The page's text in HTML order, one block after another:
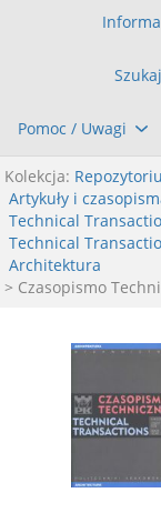
Szukaj
Pomoc / Uwagi
Kolekcja:
Artykuły i
Technical
Technical
Architektura
> Czasopismo